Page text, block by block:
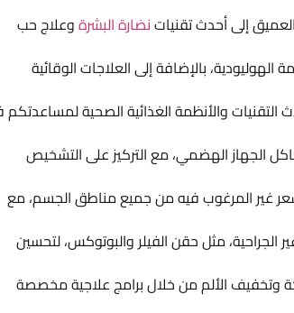
إلى أحدث تقنياتنضارة البشرةوعلاج حب
الهوليودية، بالإضافة إلى العلاجات الوقائية
والأنظمة الغذائية الصحية
الجهاز الهضمي، مع التركيز على التشخيص
غير المرغوب فيه من جميع مناطق الجسم، مع
مثل حقن الفيلر والبوتوكس، لتحسين
وتخفيف الألم من خلال برامج علاجية مخصصة